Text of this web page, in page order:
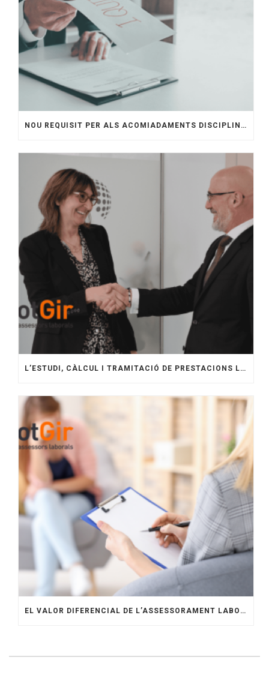
NOU REQUISIT PER ALS ACOMIADAMENTS DISCIPLINARIS. QUÈ HAN DE SABER LES EMPRESES
L’ESTUDI, CÀLCUL I TRAMITACIÓ DE PRESTACIONS LABORALS A GIRONA: GUIA COMPLETA PER A EMPRESES.
EL VALOR DIFERENCIAL DE L’ASSESSORAMENT LABORAL ESPECIALITZAT AMB OTGIR